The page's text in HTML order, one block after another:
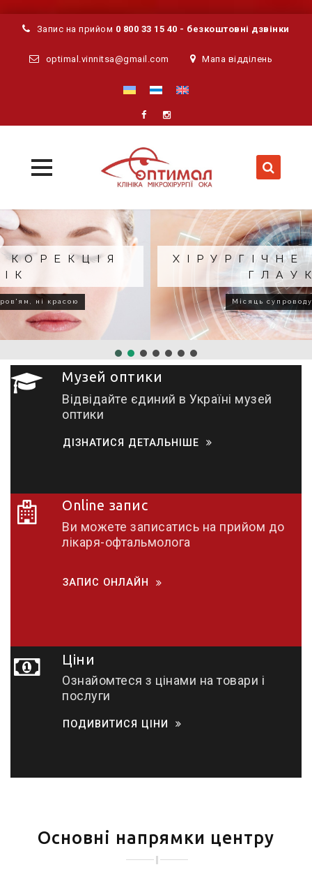
Запис на прийом 0 800 33 15 40 - безкоштовні дзвінки
optimal.vinnitsa@gmail.com Мапа відділень
Skip
to
content
ХІРУРГІЧНЕ ЛІКУВАННЯ
Місяць супроводу після операції
Музей оптики
Відвідайте єдиний в Україні музей
оптики
ДІЗНАТИСЯ ДЕТАЛЬНІШЕ
Online запис
Ви можете записатись на прийом до
лікаря-офтальмолога
ЗАПИС ОНЛАЙН
Ціни
Ознайомтеся з цінами на товари і
послуги
ПОДИВИТИСЯ ЦІНИ
Основні напрямки центру